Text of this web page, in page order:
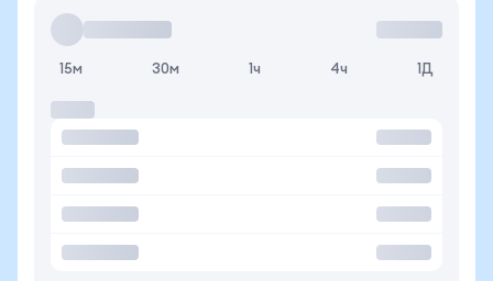
15м 30м 1ч 4ч 1Д